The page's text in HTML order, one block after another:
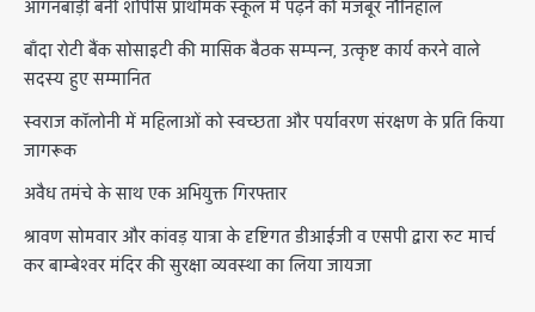
आंगनबाड़ी बनी शोपीस प्राथमिक स्कूल में पढ़ने को मजबूर नौनिहाल
बाँदा रोटी बैंक सोसाइटी की मासिक बैठक सम्पन्न, उत्कृष्ट कार्य करने वाले
सदस्य हुए सम्मानित
स्वराज कॉलोनी में महिलाओं को स्वच्छता और पर्यावरण संरक्षण के प्रति किया
जागरूक
अवैध तमंचे के साथ एक अभियुक्त गिरफ्तार
श्रावण सोमवार और कांवड़ यात्रा के दृष्टिगत डीआईजी व एसपी द्वारा रुट मार्च
कर बाम्बेश्वर मंदिर की सुरक्षा व्यवस्था का लिया जायजा